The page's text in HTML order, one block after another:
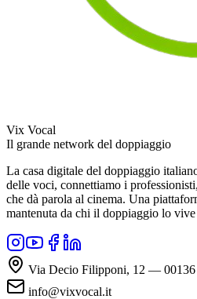
Vix Vocal
Il grande network del doppiaggio
La casa digitale del doppiaggio
delle voci, connettiamo i
che dà parola al cinema. Una
mantenuta da chi il doppiaggio lo
Via Decio Filipponi, 12 — 00136
info@vixvocal.it